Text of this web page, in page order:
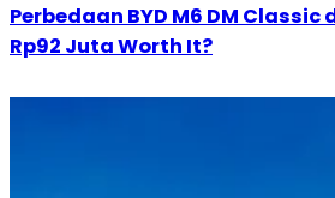
Perbedaan BYD M6 DM Classic
Rp92 Juta Worth It?